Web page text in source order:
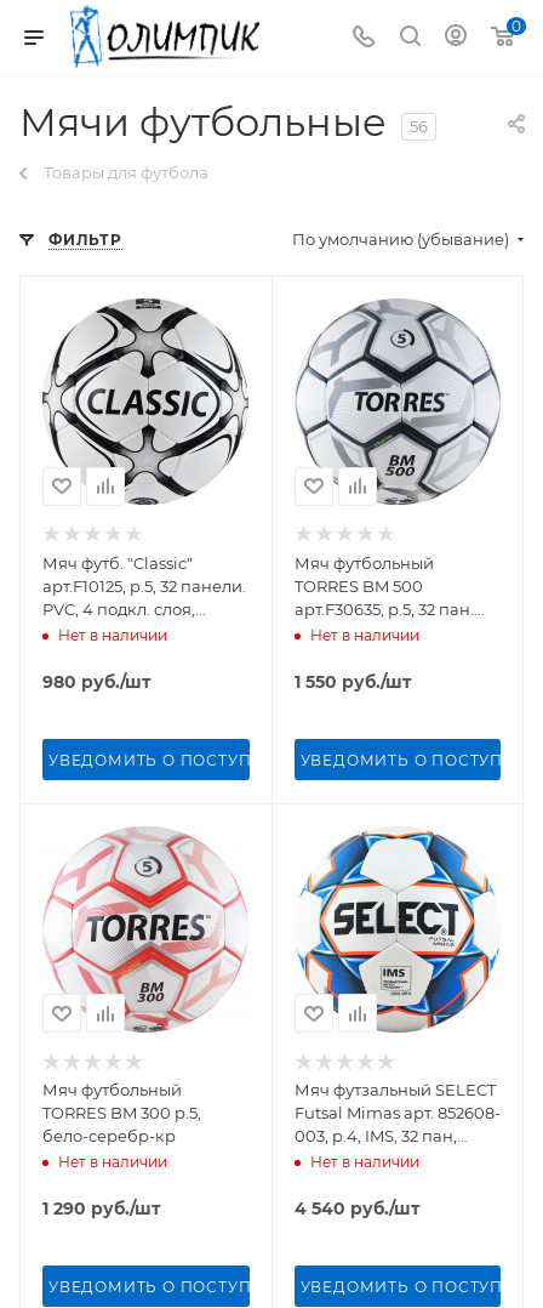
0
Мячи футбольные 56
Товары для футбола
ФИЛЬТР По умолчанию (убывание)
Мяч футб. "Classic"
арт.F10125, р.5, 32 панели.
PVC, 4 подкл. слоя,
ручная сшивка, бело-
Нет в наличии
980 руб./шт
УВЕДОМИТЬ О ПОСТУПЛЕНИИ
Мяч футбольный
TORRES BM 500
арт.F30635, р.5, 32 пан.
PU, 4 слоя, руч. сшивка,
Нет в наличии
1 550 руб./шт
УВЕДОМИТЬ О
Мяч футбольный
TORRES BM 300 р.5,
бело-серебр-кр
Нет в наличии
1 290 руб./шт
УВЕДОМИТЬ О ПОСТУПЛЕНИИ
Мяч футзальный SELECT
Futsal Mimas арт. 852608-
003, р.4, IMS, 32 пан,
гл.ПУ, руч.сш, бел-гол-
Нет в наличии
4 540 руб./шт
УВЕДОМИТЬ О